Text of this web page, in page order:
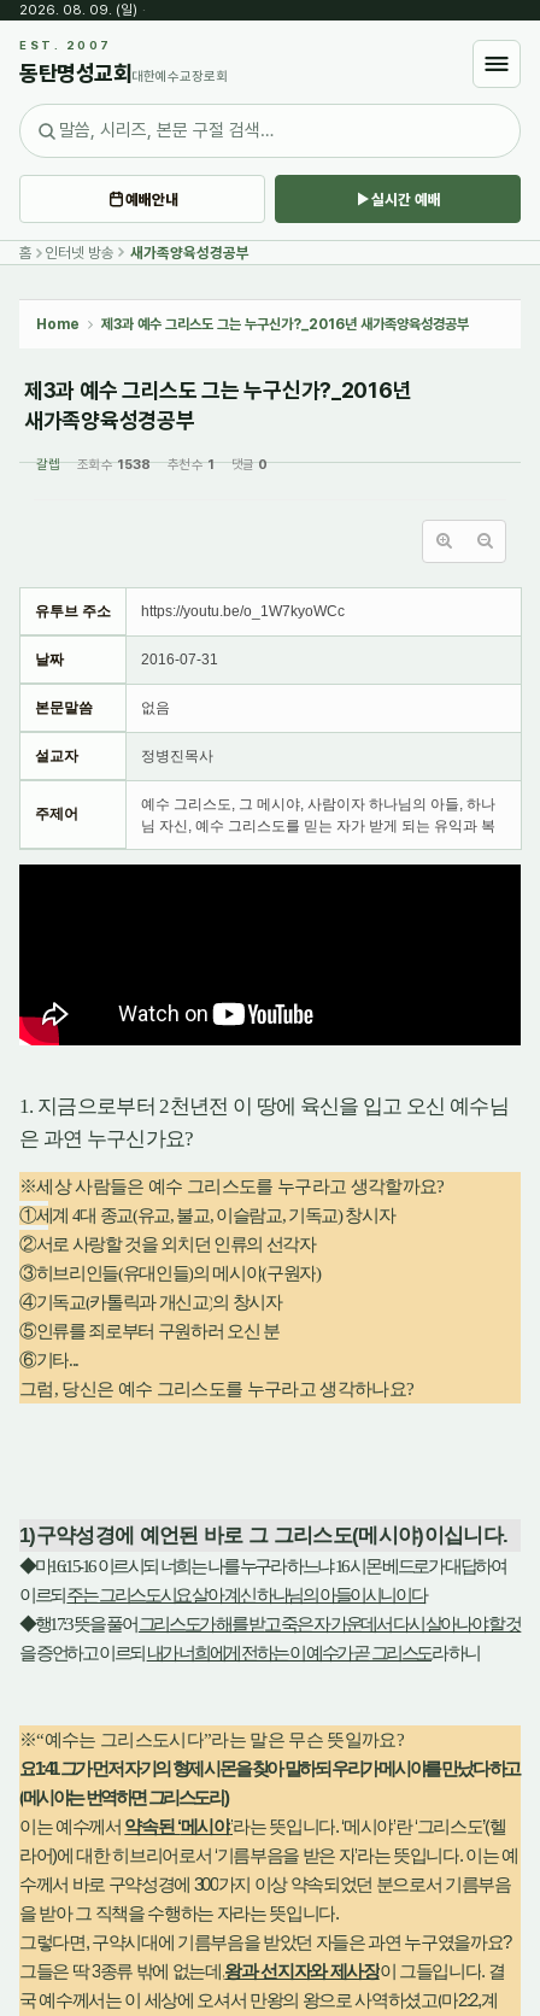
2026. 08. 09. (일) ·
EST. 2007
동탄명성교회 대한예수교장로회
예배안내 실시간 예배
홈 인터넷 방송 새가족양육성경공부
Home 제3과 예수 그리스도 그는 누구신가?_2016년 새가족양육성경공부
제3과 예수 그리스도 그는 누구신가?_2016년
새가족양육성경공부
갈렙 조회 수1538 추천 수1 댓글0
유투브 주소 https://youtu.be/o_1W7kyoWCc
날짜 2016-07-31
본문말씀 없음
설교자 정병진목사
주제어
예수 그리스도, 그 메시야, 사람이자 하나님의 아들, 하나
님 자신, 예수 그리스도를 믿는 자가 받게 되는 유익과 복
1. 지금으로부터2천년전 이 땅에 육신을 입고 오신 예수님
은 과연 누구신가요?
※세상 사람들은 예수 그리스도를 누구라고 생각할까요?
①세계 4대 종교(유교,불교,이슬람교,기독교)창시자
②서로 사랑할 것을 외치던 인류의 선각자
③히브리인들(유대인들)의 메시야(구원자)
④기독교(카톨릭과 개신교)의 창시자
⑤인류를 죄로부터 구원하러 오신 분
⑥기타...
그럼, 당신은 예수 그리스도를 누구라고 생각하나요?
1)구약성경에 예언된 바로 그 그리스도(메시야)이십니다.
◆마16:15-16이르시되 너희는 나를 누구라 하느냐16시몬 베드로가 대답하여
이르되 주는 그리스도시요 살아 계신 하나님의 아들이시니이다
◆행17:3뜻을 풀어 그리스도가 해를 받고 죽은 자 가운데서 다시 살아나야 할 것
을 증언하고 이르되 내가 너희에게 전하는 이 예수가 곧 그리스도라 하니
※“예수는 그리스도시다”라는 말은 무슨 뜻일까요?
요1:41그가 먼저 자기의 형제 시몬을 찾아 말하되 우리가 메시야를 만났다 하고
(메시야는 번역하면 그리스도라)
이는 예수께서 약속된 ‘메시야’라는 뜻입니다. ‘메시야’란‘그리스도’(헬
라어)에 대한 히브리어로서 ‘기름부음을 받은 자’라는 뜻입니다.이는 예
수께서 바로 구약성경에 300가지 이상 약속되었던 분으로서 기름부음
을 받아 그 직책을 수행하는 자라는 뜻입니다.
그렇다면,구약시대에 기름부음을 받았던 자들은 과연 누구였을까요?
그들은 딱3종류 밖에 없는데 ,왕과 선지자와 제사장이 그들입니다. 결
국 예수께서는 이 세상에 오셔서 만왕의 왕으로 사역하셨고(마2:2,계
Sketchbook5, 스케치북5
Sketchbook5, 스케치북5